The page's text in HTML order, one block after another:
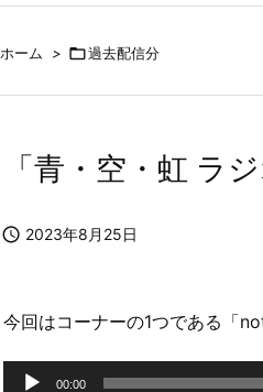
ホーム > 過去配信分
「青・空・虹 ラ
 2023年8月25日
今回はコーナーの1つである「
00:00